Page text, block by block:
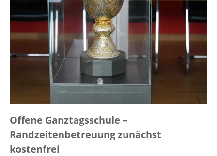
Offene Ganztagsschule –
Randzeitenbetreuung zunächst
kostenfrei